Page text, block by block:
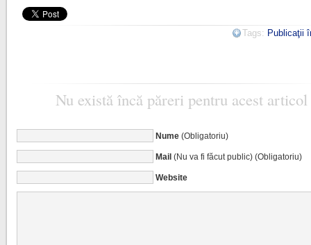
Tags: Publicaţii
Nu există încă păreri pentru acest articol
Nume(Obligatoriu)
Mail(Nu va fi făcut public) (Obligatoriu)
Website